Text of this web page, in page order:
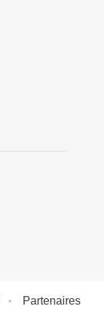
Partenaires